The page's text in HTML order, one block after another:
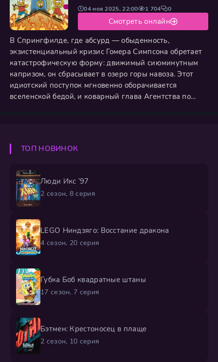
В Спрингфилде, где абсурд — обыденность,
экзистенциальный кризис Гомера Симпсона обретает
катастрофическую форму: движимый сиюминутным
капризом, он сбрасывает в озеро горы навоза. Этот
идиотский поступок мгновенно оборачивается
вселенской бедой, и коварный глава Агентства по
вынуждая их бежать на Аляску в поисках нового
начала. Но когда Мардж с
04 ноя 2025, 22:00 1 704 0
Смотреть онлайн
ТОП НОВИНОК
Люди Икс ’97
2 сезон, 8 серия
LEGO Ниндзяго: Восстание дракона
4 сезон, 20 серия
Губка Боб квадратные штаны
17 сезон, 7 серия
Бэтмен: Крестоносец в плаще
2 сезон, 10 серия